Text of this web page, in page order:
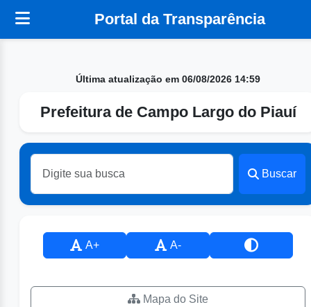
Portal da Transparência
Última atualização em 06/08/2026 14:59
Prefeitura de Campo Largo do Piauí
Buscar
A+ A-
Mapa do Site